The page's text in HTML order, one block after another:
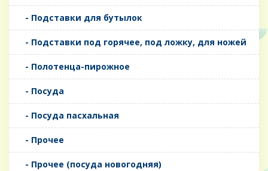
- Подставки для бутылок
- Подставки под горячее, под ложку, для ножей
- Полотенца-пирожное
- Посуда
- Посуда пасхальная
- Прочее
- Прочее (посуда новогодняя)